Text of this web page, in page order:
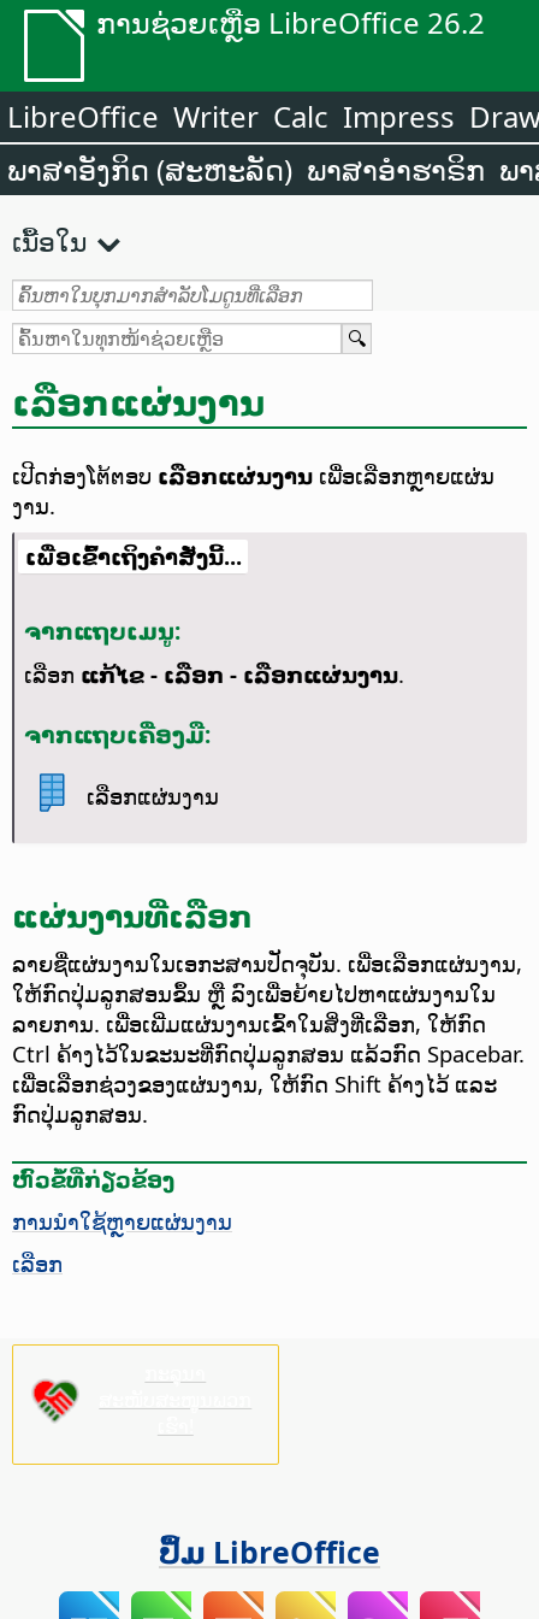
ການຊ່ວຍເຫຼືອ LibreOffice 26.2
LibreOffice Writer Calc Impress
ພາສາອັງກິດ (ສະຫະລັດ) ພາສາອຳຮາຣິກ ພ
ເນື້ອໃນ
ເລືອກແຜ່ນງານ
ເປີດກ່ອງໂຕ້ຕອບ ເລືອກແຜ່ນງານ ເພື່ອເລືອກຫຼາຍແຜ່ນ
ງານ.
ເພື່ອເຂົ້າເຖິງຄຳສັ່ງນີ້...
ຈາກແຖບເມນູ:
ເລືອກ ແກ້ໄຂ - ເລືອກ - ເລືອກແຜ່ນງານ.
ຈາກແຖບເຄື່ອງມື:
ເລືອກແຜ່ນງານ
ແຜ່ນງານທີ່ເລືອກ
ລາຍຊື່ແຜ່ນງານໃນເອກະສານປັດຈຸບັນ. ເພື່ອເລືອກແຜ່ນງານ,
ໃຫ້ກົດປຸ່ມລູກສອນຂຶ້ນ ຫຼື ລົງເພື່ອຍ້າຍໄປຫາແຜ່ນງານໃນ
ລາຍການ. ເພື່ອເພີ່ມແຜ່ນງານເຂົ້າໃນສິ່ງທີ່ເລືອກ, ໃຫ້ກົດ
Ctrl ຄ້າງໄວ້ໃນຂະນະທີ່ກົດປຸ່ມລູກສອນ ແລ້ວກົດ Spacebar.
ເພື່ອເລືອກຊ່ວງຂອງແຜ່ນງານ, ໃຫ້ກົດ Shift ຄ້າງໄວ້ ແລະ
ກົດປຸ່ມລູກສອນ.
ຫົວຂໍ້ທີ່ກ່ຽວຂ້ອງ
ການນຳໃຊ້ຫຼາຍແຜ່ນງານ
ເລືອກ
ປຶ້ມ LibreOffice